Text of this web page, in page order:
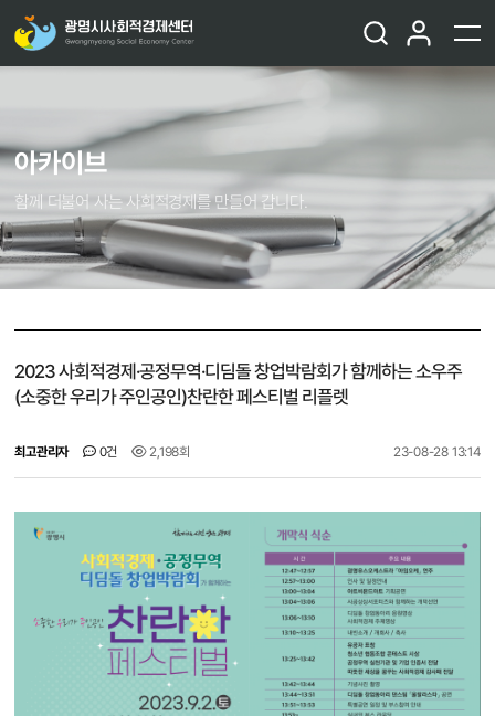
아카이브
함께 더불어 사는 사회적경제를 만들어 갑니다.
2023 사회적경제·공정무역·디딤돌 창업박람회가 함께하는 소우주
(소중한 우리가 주인공인)찬란한 페스티벌 리플렛
최고관리자 0건 2,198회 23-08-28 13:14